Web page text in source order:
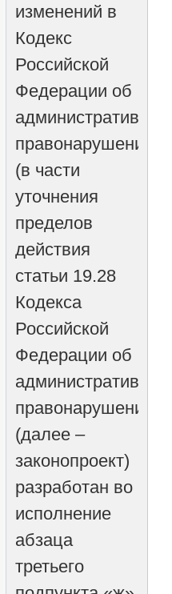
изменений в
Кодекс
Российской
Федерации об
административных
правонарушениях»
(в части
уточнения
пределов
действия
статьи 19.28
Кодекса
Российской
Федерации об
административных
правонарушениях)
(далее –
законопроект)
разработан во
исполнение
абзаца
третьего